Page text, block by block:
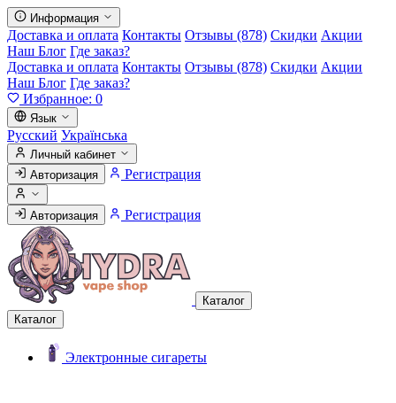
Информация
Доставка и оплата Контакты Отзывы (878) Скидки Акции
Наш Блог Где заказ?
Доставка и оплата Контакты Отзывы (878) Скидки Акции
Наш Блог Где заказ?
Избранное: 0
Язык
Русский Українська
Личный кабинет
Авторизация
Регистрация
Авторизация Регистрация
Каталог
Каталог
Электронные сигареты